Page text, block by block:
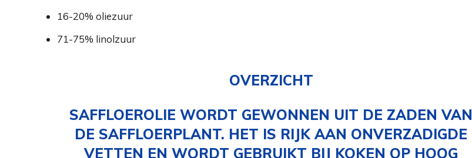
16-20% oliezuur
71-75% linolzuur
OVERZICHT
SAFFLOEROLIE WORDT GEWONNEN UIT DE ZADEN VAN
DE SAFFLOERPLANT. HET IS RIJK AAN ONVERZADIGDE
VETTEN EN WORDT GEBRUIKT BIJ KOKEN OP HOOG